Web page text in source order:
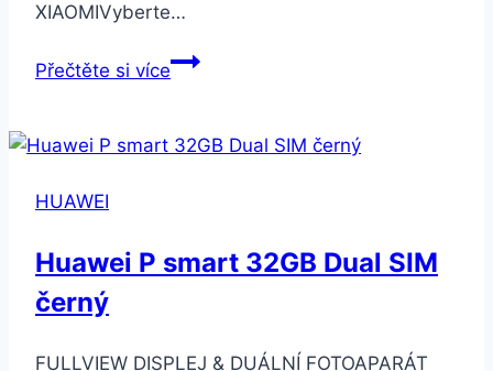
XIAOMIVyberte…
Přečtěte si víceXiaomi
4GB/32GB
růžově
HUAWEI
Huawei P smart 32GB Dual SIM
černý
FULLVIEW DISPLEJ & DUÁLNÍ FOTOAPARÁT